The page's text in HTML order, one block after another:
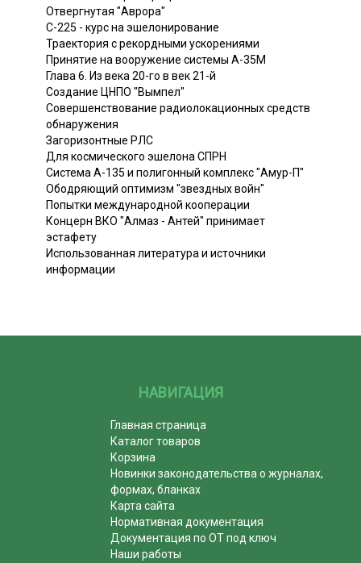
Отвергнутая "Аврора"
С-225 - курс на эшелонирование
Траектория с рекордными ускорениями
Принятие на вооружение системы А-35М
Глава 6. Из века 20-го в век 21-й
Создание ЦНПО "Вымпел"
Совершенствование радиолокационных средств
обнаружения
Загоризонтные РЛС
Для космического эшелона СПРН
Система А-135 и полигонный комплекс "Амур-П"
Ободряющий оптимизм "звездных войн"
Попытки международной кооперации
Концерн ВКО "Алмаз - Антей" принимает
эстафету
Использованная литература и источники
информации
НАВИГАЦИЯ
Главная страница
Каталог товаров
Корзина
Новинки законодательства о журналах,
формах, бланках
Карта сайта
Нормативная документация
Документация по ОТ под ключ
Наши работы